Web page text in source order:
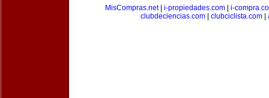
MisCompras.net| i-propiedades.com| i-
clubdeciencias.com
clubciclista.com